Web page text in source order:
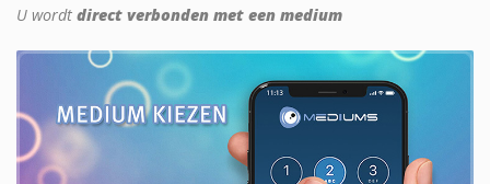
U wordt direct verbonden met een medium